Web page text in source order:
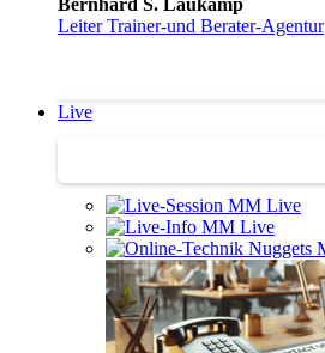
Bernhard S. Laukamp
Leiter Trainer-und Berater-Agentur
Live